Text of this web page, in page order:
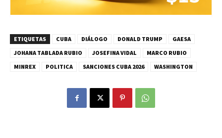
ETIQUETAS CUBA DIÁLOGO DONALD TRUMP
GAESA
JOHANA TABLADA RUBIO
JOSEFINA VIDAL
MARCO RUBIO
MINREX
POLITICA SANCIONES CUBA 2026 WASHINGTON